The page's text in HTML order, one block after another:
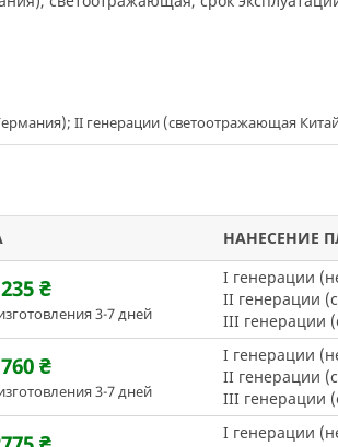
II генерации (светоотражающая
НАНЕСЕНИЕ
₴
3-7 дней
I генерации
II генерации
III генерации
₴
3-7 дней
I генерации
II генерации
III генерации
I генерации